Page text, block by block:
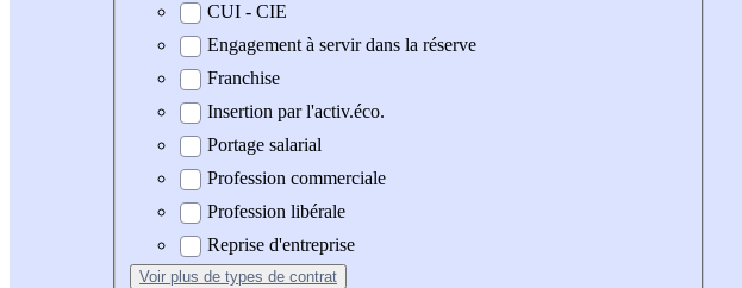
CUI - CIE
Engagement à servir dans la réserve
Franchise
Insertion par l'activ.éco.
Portage salarial
Profession commerciale
Profession libérale
Reprise d'entreprise
Voir plus de types de contrat